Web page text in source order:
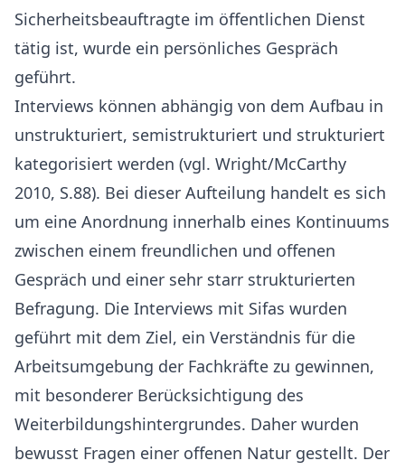
Sicherheitsbeauftragte im öffentlichen Dienst
tätig ist, wurde ein persönliches Gespräch
geführt.
Interviews können abhängig von dem Aufbau in
unstrukturiert, semistrukturiert und strukturiert
kategorisiert werden (vgl. Wright/McCarthy
2010, S.88). Bei dieser Aufteilung handelt es sich
um eine Anordnung innerhalb eines Kontinuums
zwischen einem freundlichen und offenen
Gespräch und einer sehr starr strukturierten
Befragung. Die Interviews mit Sifas wurden
geführt mit dem Ziel, ein Verständnis für die
Arbeitsumgebung der Fachkräfte zu gewinnen,
mit besonderer Berücksichtigung des
Weiterbildungshintergrundes. Daher wurden
bewusst Fragen einer offenen Natur gestellt. Der